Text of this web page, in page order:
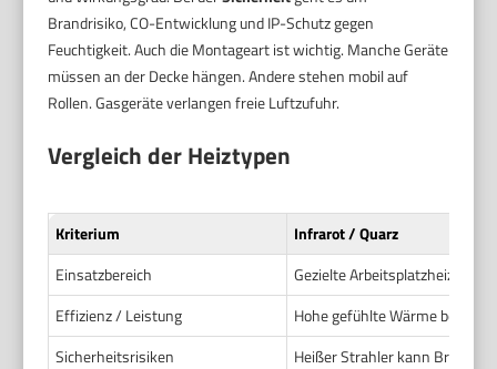
Brandrisiko, CO-Entwicklung und IP-Schutz gegen
Feuchtigkeit. Auch die Montageart ist wichtig. Manche Geräte
müssen an der Decke hängen. Andere stehen mobil auf
Rollen. Gasgeräte verlangen freie Luftzufuhr.
Vergleich der Heiztypen
Kriterium
Infrarot / Quarz
Einsatzbereich
Gezielte Arbeitsplatzheizung,
Effizienz / Leistung
Hohe gefühlte Wärme bei
Sicherheitsrisiken
Heißer Strahler kann